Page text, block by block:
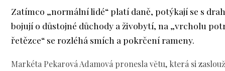
Zatímco „normální lidé“ platí daně, potýkají se s
bojují o důstojné důchody a živobytí, na „vrcholu
řetězce“ se rozléhá smích a pokrčení rameny.
Markéta Pekarová Adamová pronesla větu, která si